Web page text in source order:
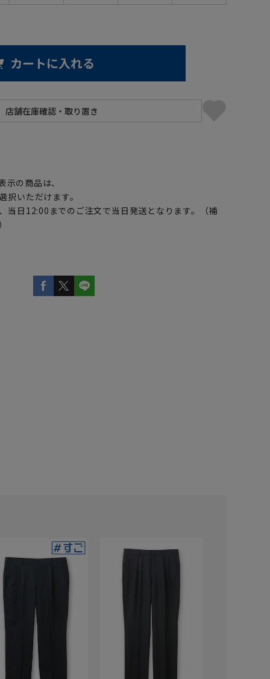
カートに入れる
示の商品は、
択いただけます。
当日12:00までのご注文で当日発送となります。（補